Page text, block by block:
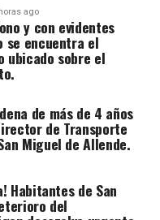
ago
y con evidentes
se encuentra el
ubicado sobre el
de más de 4 años
de Transporte
Miguel de Allende.
Habitantes de San
del